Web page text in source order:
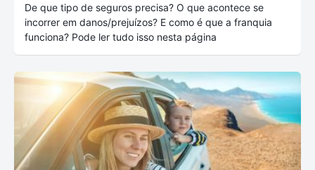
De que tipo de seguros precisa? O que acontece se
incorrer em danos/prejuízos? E como é que a franquia
funciona? Pode ler tudo isso nesta página